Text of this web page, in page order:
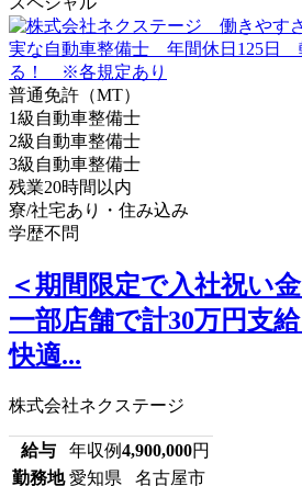
普通免許（MT）
1級自動車整備士
2級自動車整備士
3級自動車整備士
残業20時間以内
寮/社宅あり・住み込み
学歴不問
＜期間限定で入社祝い
一部店舗で計30万円支
快適...
株式会社ネクステージ
給与 年収例4,900,000円
勤務地 愛知県 名古屋市